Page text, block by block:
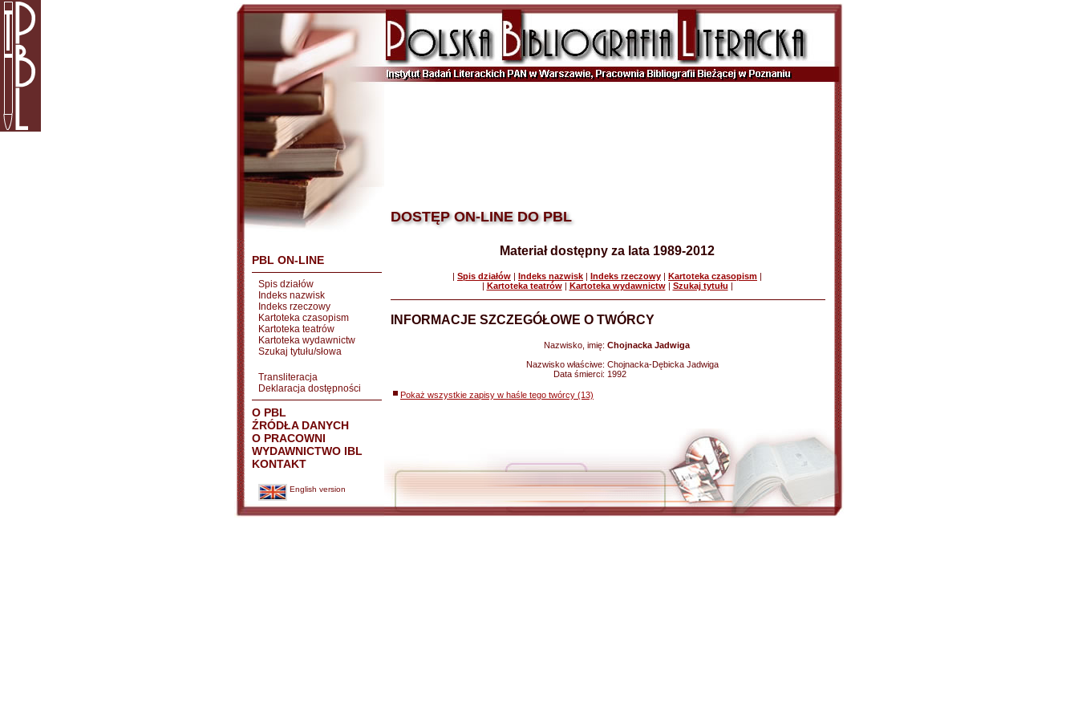
PBL ON-LINE
Spis działów
Indeks nazwisk
Indeks rzeczowy
Kartoteka czasopism
Kartoteka teatrów
Kartoteka wydawnictw
Szukaj tytułu/słowa
Transliteracja
Deklaracja dostępności
O PBL
ŹRÓDŁA DANYCH
O PRACOWNI
WYDAWNICTWO IBL
KONTAKT
English version
DOSTĘP ON-LINE DO PBL
Materiał dostępny za lata 1989-2012
| Spis działów | Indeks nazwisk | Indeks rzeczowy | Kartoteka czasopism |
| Kartoteka teatrów| Kartoteka wydawnictw| Szukaj tytułu |
INFORMACJE SZCZEGÓŁOWE O TWÓRCY
Nazwisko, imię: Chojnacka Jadwiga
Nazwisko właściwe: Chojnacka-Dębicka Jadwiga
Data śmierci: 1992
Pokaż wszystkie zapisy w haśle tego twórcy (13)